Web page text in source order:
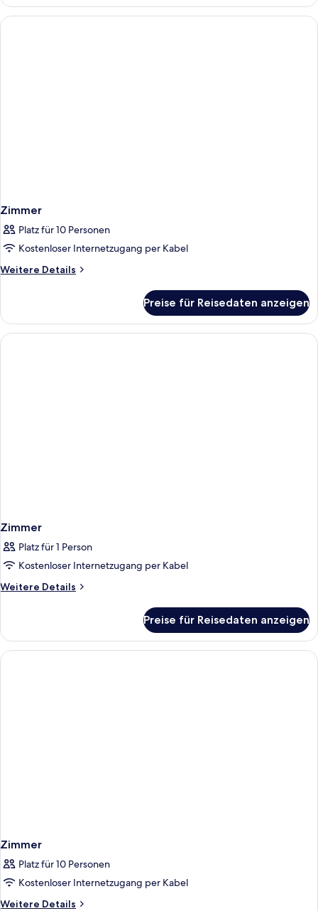
Zimmer
Platz für 10 Personen
Kostenloser Internetzugang per Kabel
Weitere Details
Weitere
Preise für Reisedaten anzeigen
Zimmer
Platz für 1 Person
Kostenloser Internetzugang per Kabel
Weitere Details
Weitere
Preise für Reisedaten anzeigen
Zimmer
Platz für 10 Personen
Kostenloser Internetzugang per Kabel
Weitere Details
Weitere